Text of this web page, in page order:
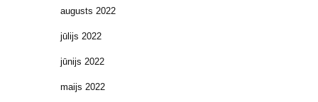
augusts 2022
jūlijs 2022
jūnijs 2022
maijs 2022